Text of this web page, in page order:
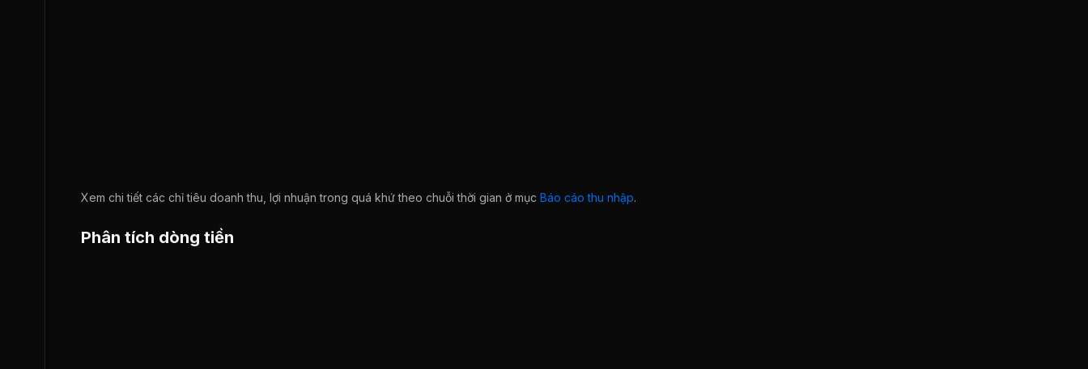
Xem chi tiết các chỉ tiêu doanh thu, lợi nhuận trong quá khứ theo chuỗi thời gian ở mục Báo cáo thu nhập.
Phân tích dòng tiền